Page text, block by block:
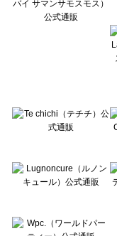
Wpc.（ワールドパーティー）